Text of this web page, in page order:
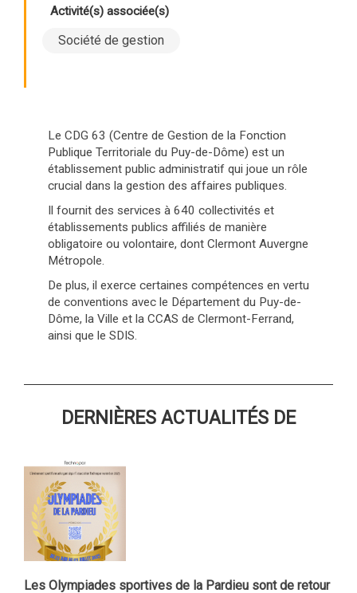
Activité(s) associée(s)
Société de gestion
Le CDG 63 (Centre de Gestion de la Fonction
Publique Territoriale du Puy-de-Dôme) est un
établissement public administratif qui joue un rôle
crucial dans la gestion des affaires publiques.
Il fournit des services à 640 collectivités et
établissements publics affiliés de manière
obligatoire ou volontaire, dont Clermont Auvergne
Métropole.
De plus, il exerce certaines compétences en vertu
de conventions avec le Département du Puy-de-
Dôme, la Ville et la CCAS de Clermont-Ferrand,
ainsi que le SDIS.
DERNIÈRES ACTUALITÉS DE
Les Olympiades sportives de la Pardieu sont de retour